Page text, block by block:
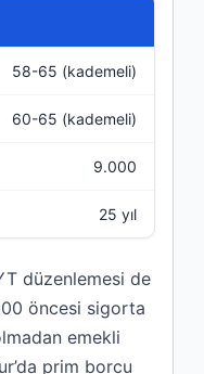
58-65 (kademeli)
60-65 (kademeli)
9.000
25 yıl
düzenlemesi de
öncesi sigorta
emekli
prim borcu